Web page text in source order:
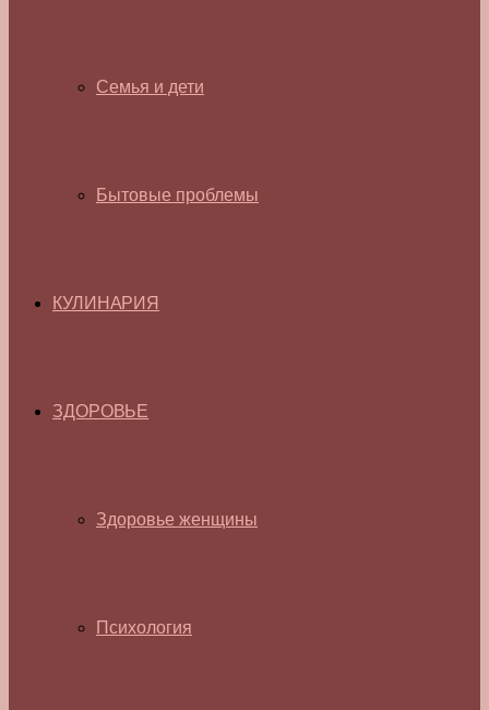
Семья и дети
Бытовые проблемы
КУЛИНАРИЯ
ЗДОРОВЬЕ
Здоровье женщины
Психология